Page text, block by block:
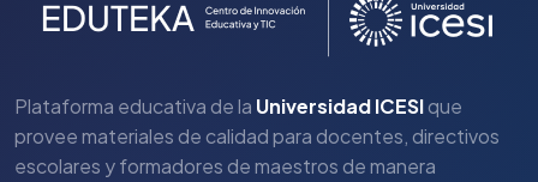
Plataforma educativa de la Universidad ICESIque
provee materiales de calidad para docentes, directivos
escolares y formadores de maestros de manera